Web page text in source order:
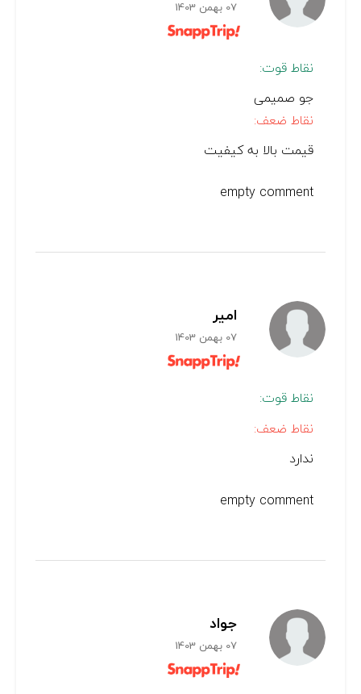
07 بهمن 1403
نقاط قوت:
جو صمیمی
نقاط ضعف:
قیمت بالا به کیفیت
empty comment
امیر
07 بهمن 1403
نقاط قوت:
نقاط ضعف:
ندارد
empty comment
جواد
07 بهمن 1403